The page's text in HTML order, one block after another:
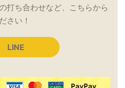
打ち合わせなど、こちらから
さい！
LINE